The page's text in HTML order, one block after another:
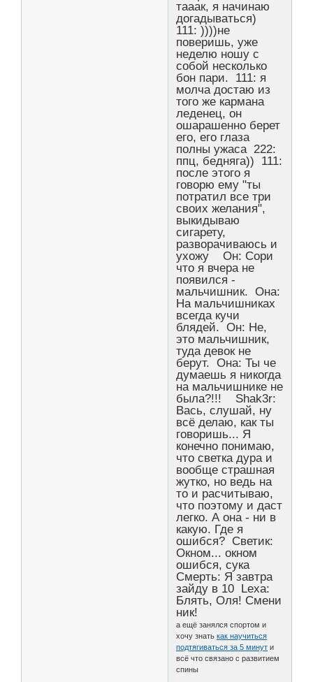
тааак, я начинаю
догадываться)
111: ))))не
поверишь, уже
неделю ношу с
собой несколько
бон пари. 111: я
молча достаю из
того же кармана
леденец, он
ошарашенно берет
его, его глаза
полны ужаса 222:
ппц, бедняга)) 111:
после этого я
говорю ему "ты
потратил все три
своих желания",
выкидываю
сигарету,
разворачиваюсь и
ухожу Он: Сори
что я вчера не
появился -
мальчишник. Она:
На мальчишниках
всегда кучи
блядей. Он: Не,
это мальчишник,
туда девок не
берут. Она: Ты че
думаешь я никогда
на мальчишнике не
была?!!! Shak3r:
Вась, слушай, ну
всё делаю, как ты
говоришь... Я
конечно понимаю,
что светка дура и
вообще страшная
жутко, но ведь на
то и расчитываю,
что поэтому и даст
легко. А она - ни в
какую. Где я
ошибся? Светик:
Окном... окном
ошибся, сука
Смерть: Я завтра
зайду в 10 Lexa:
Блять, Оля! Смени
ник!
а ещё занялся спортом и
хочу знатькак научиться
подтягиваться за 5 минут и
всё что связано с развитием
спины